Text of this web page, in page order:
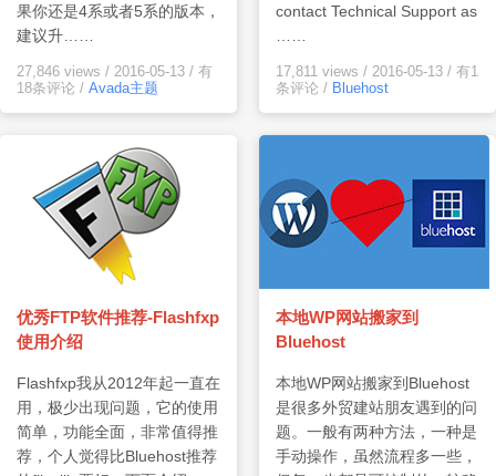
果你还是4系或者5系的版本，
建议升……
27,846 views / 2016-05-13 / 有
18条评论 / Avada主题
contact Technical Support as
17,811 views / 2016-05-13 / 有1
条评论 / Bluehost
优秀FTP软件推荐-Flashfxp
使用介绍
Flashfxp我从2012年起一直在
用，极少出现问题，它的使用
简单，功能全面，非常值得推
荐，个人觉得比Bluehost推荐
本地WP网站搬家到
Bluehost
本地WP网站搬家到Bluehost
是很多外贸建站朋友遇到的问
题。一般有两种方法，一种是
手动操作，虽然流程多一些，